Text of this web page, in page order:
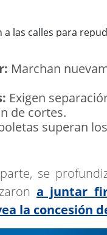
Marchan
Exigen
de cortes.
superan
se
a juntar
la concesión